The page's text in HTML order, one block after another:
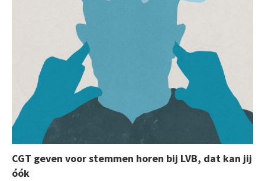
CGT geven voor stemmen horen bij LVB, dat kan jij
óók